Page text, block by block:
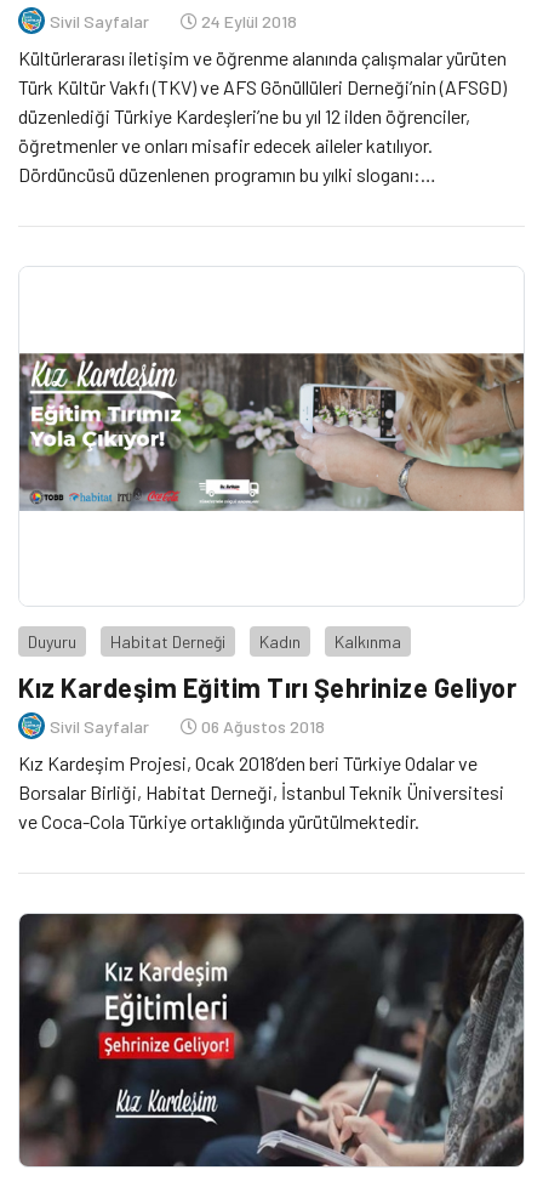
Sivil Sayfalar 24 Eylül 2018
Kültürlerarası iletişim ve öğrenme alanında çalışmalar yürüten
Türk Kültür Vakfı (TKV) ve AFS Gönüllüleri Derneği’nin (AFSGD)
düzenlediği Türkiye Kardeşleri’ne bu yıl 12 ilden öğrenciler,
öğretmenler ve onları misafir edecek aileler katılıyor.
Dördüncüsü düzenlenen programın bu yılki sloganı:
Duyuru Habitat Derneği Kadın Kalkınma
Kız Kardeşim Eğitim Tırı Şehrinize Geliyor
Sivil Sayfalar 06 Ağustos 2018
Kız Kardeşim Projesi, Ocak 2018’den beri Türkiye Odalar ve
Borsalar Birliği, Habitat Derneği, İstanbul Teknik Üniversitesi
ve Coca-Cola Türkiye ortaklığında yürütülmektedir.